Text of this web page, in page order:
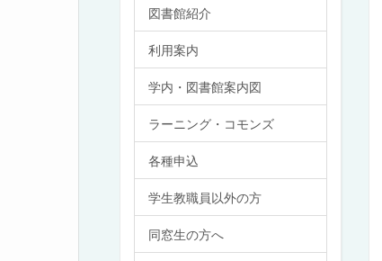
図書館紹介
利用案内
学内・図書館案内図
ラーニング・コモンズ
各種申込
学生教職員以外の方
同窓生の方へ